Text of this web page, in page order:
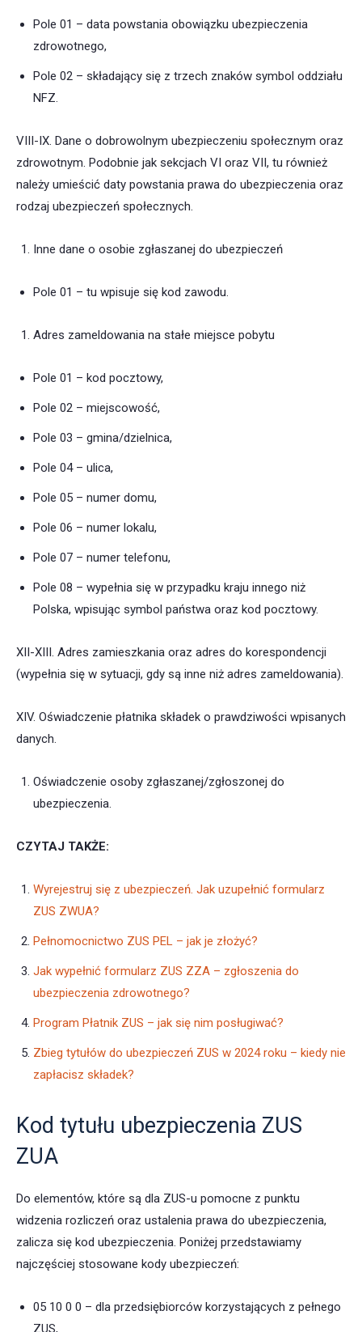
Pole 01 – data powstania obowiązku ubezpieczenia
zdrowotnego,
Pole 02 – składający się z trzech znaków symbol oddziału
NFZ.
VIII-IX. Dane o dobrowolnym ubezpieczeniu społecznym oraz
zdrowotnym. Podobnie jak sekcjach VI oraz VII, tu również
należy umieścić daty powstania prawa do ubezpieczenia oraz
rodzaj ubezpieczeń społecznych.
Inne dane o osobie zgłaszanej do ubezpieczeń
Pole 01 – tu wpisuje się kod zawodu.
Adres zameldowania na stałe miejsce pobytu
Pole 01 – kod pocztowy,
Pole 02 – miejscowość,
Pole 03 – gmina/dzielnica,
Pole 04 – ulica,
Pole 05 – numer domu,
Pole 06 – numer lokalu,
Pole 07 – numer telefonu,
Pole 08 – wypełnia się w przypadku kraju innego niż
Polska, wpisując symbol państwa oraz kod pocztowy.
XII-XIII. Adres zamieszkania oraz adres do korespondencji
(wypełnia się w sytuacji, gdy są inne niż adres zameldowania).
XIV. Oświadczenie płatnika składek o prawdziwości wpisanych
danych.
Oświadczenie osoby zgłaszanej/zgłoszonej do
ubezpieczenia.
CZYTAJ TAKŻE:
Wyrejestruj się z ubezpieczeń. Jak uzupełnić formularz
ZUS ZWUA?
Pełnomocnictwo ZUS PEL – jak je złożyć?
Jak wypełnić formularz ZUS ZZA – zgłoszenia do
ubezpieczenia zdrowotnego?
Program Płatnik ZUS – jak się nim posługiwać?
Zbieg tytułów do ubezpieczeń ZUS w 2024 roku – kiedy nie
zapłacisz składek?
Kod tytułu ubezpieczenia ZUS
ZUA
Do elementów, które są dla ZUS-u pomocne z punktu
widzenia rozliczeń oraz ustalenia prawa do ubezpieczenia,
zalicza się kod ubezpieczenia. Poniżej przedstawiamy
najczęściej stosowane kody ubezpieczeń:
05 10 0 0 – dla przedsiębiorców korzystających z pełnego
ZUS,